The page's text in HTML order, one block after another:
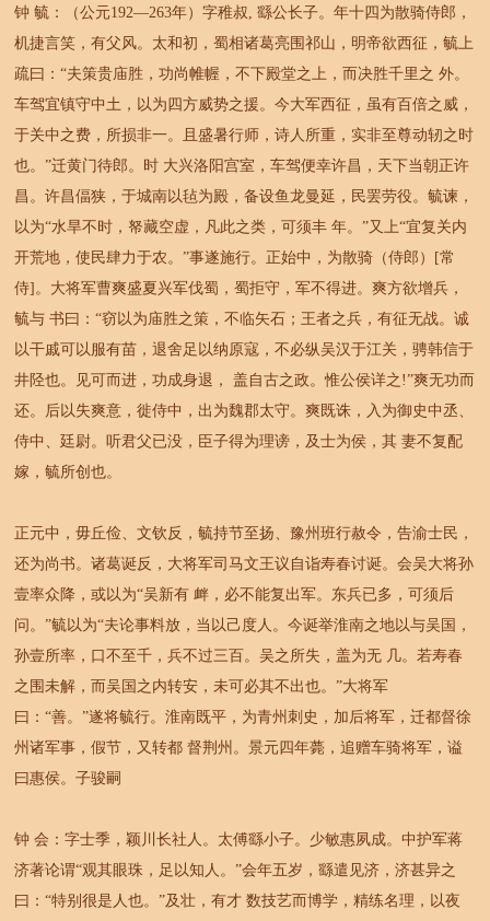
钟 毓：（公元192—263年）字稚叔, 繇公长子。年十四为散骑侍郎，
机捷言笑，有父风。太和初，蜀相诸葛亮围祁山，明帝欲西征，毓上
疏曰：“夫策贵庙胜，功尚帷幄，不下殿堂之上，而决胜千里之 外。
车驾宜镇守中土，以为四方威势之援。今大军西征，虽有百倍之威，
于关中之费，所损非一。且盛暑行师，诗人所重，实非至尊动轫之时
也。”迁黄门待郎。时 大兴洛阳宫室，车驾便幸许昌，天下当朝正许
昌。许昌偪狭，于城南以毡为殿，备设鱼龙曼延，民罢劳役。毓谏，
以为“水旱不时，帑藏空虚，凡此之类，可须丰 年。”又上“宜复关内
开荒地，使民肆力于农。”事遂施行。正始中，为散骑（侍郎）[常
侍]。大将军曹爽盛夏兴军伐蜀，蜀拒守，军不得进。爽方欲增兵，
毓与 书曰：“窃以为庙胜之策，不临矢石；王者之兵，有征无战。诚
以干戚可以服有苗，退舍足以纳原寇，不必纵吴汉于江关，骋韩信于
井陉也。见可而进，功成身退， 盖自古之政。惟公侯详之!”爽无功而
还。后以失爽意，徙侍中，出为魏郡太守。爽既诛，入为御史中丞、
侍中、廷尉。听君父已没，臣子得为理谤，及士为侯，其 妻不复配
嫁，毓所创也。
正元中，毋丘俭、文钦反，毓持节至扬、豫州班行赦令，告渝士民，
还为尚书。诸葛诞反，大将军司马文王议自诣寿春讨诞。会吴大将孙
壹率众降，或以为“吴新有 衅，必不能复出军。东兵已多，可须后
问。”毓以为“夫论事料放，当以己度人。今诞举淮南之地以与吴国，
孙壹所率，口不至千，兵不过三百。吴之所失，盖为无 几。若寿春
之围未解，而吴国之内转安，未可必其不出也。”大将军
曰：“善。”遂将毓行。淮南既平，为青州刺史，加后将军，迁都督徐
州诸军事，假节，又转都 督荆州。景元四年薨，追赠车骑将军，谥
曰惠侯。子骏嗣
钟 会：字士季，颖川长社人。太傅繇小子。少敏惠夙成。中护军蒋
济著论谓“观其眼珠，足以知人。”会年五岁，繇遣见济，济甚异之
曰：“特别很是人也。”及壮，有才 数技艺而博学，精练名理，以夜